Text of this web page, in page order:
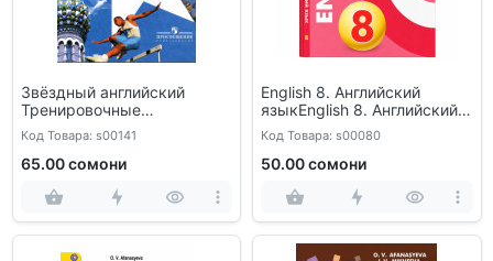
Звёздный английский
Тренировочные
упражнения
Код Товара: s00141
65.00 сомони
English 8. Английский
языкEnglish 8. Английский
язык
Код Товара: s00080
50.00 сомони